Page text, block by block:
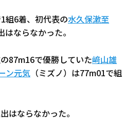
組6着、初代表の水久保漱至
ならなかった。
87m16で優勝していた﨑山雄
ン元気 （ミズノ）は77m01で組
はならなかった。